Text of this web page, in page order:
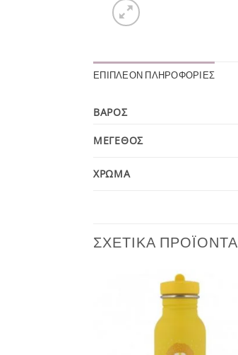
ΕΠΙΠΛΈΟΝ ΠΛΗΡΟΦΟΡΊΕΣ
ΒΆΡΟΣ
ΜΈΓΕΘΟΣ
ΧΡΏΜΑ
ΣΧΕΤΙΚΆ ΠΡΟΪΌΝΤΑ